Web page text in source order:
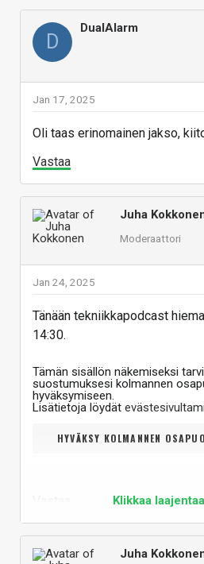
D
DualAlarm
Jan 17, 2025
Oli taas erinomainen jakso,
Vastaa
Juha
Moderaattori
Jan 24, 2025
Tänään tekniikkapodcast
14:30.
Tämän sisällön näkemiseksi
suostumuksesi kolmannen
hyväksymiseen.
Lisätietoja löydät
HYVÄKSY KOLMANNEN
Klikkaa
Juha